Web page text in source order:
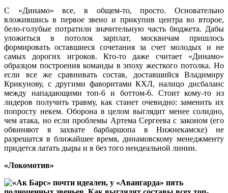
С «Динамо» все, в общем-то, просто. Основательно
вложившись в первое звено и прикупив центра во второе,
бело-голубые потратили значительную часть бюджета. Дабы
уложиться в потолок зарплат, москвичам пришлось
формировать оставшиеся сочетания за счет молодых и не
самых дорогих игроков. Кто-то даже считает «Динамо»
образцом построения команды в эпоху жесткого потолка. Но
если все же сравнивать состав, доставшийся Владимиру
Крикунову, с другими фаворитами КХЛ, налицо дисбаланс
между нападающими топ-6 и боттом-6. Стоит кому-то из
лидеров получить травму, как станет очевидно: заменить их
попросту некем. Оборона в целом выглядит менее солидно,
чем атака, но если проблемы Артема Сергеева с законом (его
обвиняют в захвате барбаршопа в Нижнекамске) не
разрешатся в ближайшее время, динамовскому менеджменту
придется латать дыры и в без того неидеальной линии.
«Локомотив»